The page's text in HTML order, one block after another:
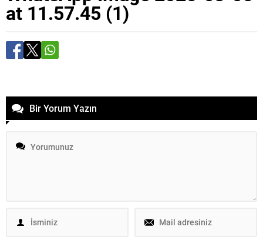
at 11.57.45 (1)
Bir Yorum Yazın